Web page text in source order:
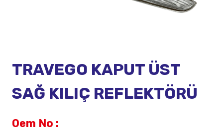
TRAVEGO KAPUT ÜST
SAĞ KILIÇ REFLEKTÖRÜ
Oem No :